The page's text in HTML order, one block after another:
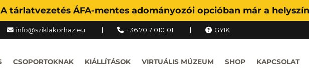
A tárlatvezetés ÁFA-mentes adományozói opcióban már a
info@sziklakorhaz.eu +36 70 7 010101 GYIK
CSOPORTOKNAK KIÁLLÍTÁSOK VIRTUÁLIS MÚZEUM SHOP KAPCSOLAT